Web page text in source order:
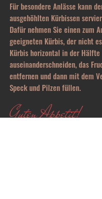
Für besondere Anlässe kann
ausgehöhlten Kürbissen
Dafür nehmen Sie einen zum
geeigneten Kürbis, der nicht
Kürbis horizontal in der Hälfte
auseinanderschneiden, das
entfernen und dann mit dem
Speck und Pilzen füllen.
Guten Appetit!